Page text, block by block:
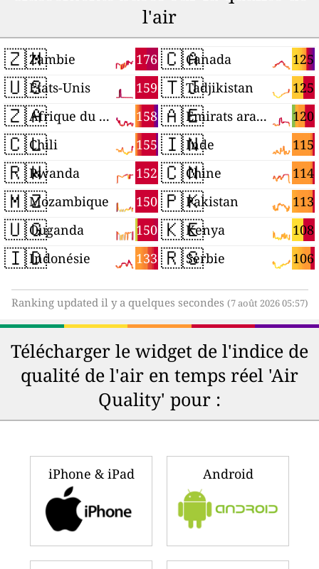
l'air
🇿🇲 176
Zambie
🇺🇸 159
États-Unis
🇿🇦 158
Afrique du Sud
🇨🇱 155
Chili
🇷🇼 152
Rwanda
🇲🇿 150
Mozambique
🇺🇬 150
Ouganda
🇮🇩 133
Indonésie
🇨🇦 125
Canada
🇹🇯 125
Tadjikistan
🇦🇪 120
Émirats arabes unis
🇮🇳 115
Inde
🇨🇳 114
Chine
🇵🇰 113
Pakistan
🇰🇪 108
Kenya
🇷🇸 106
Serbie
Ranking updated il y a quelques secondes (7 août 2026 05:57)
Télécharger le widget de l'indice de
qualité de l'air en temps réel 'Air
Quality' pour :
iPhone & iPad Android